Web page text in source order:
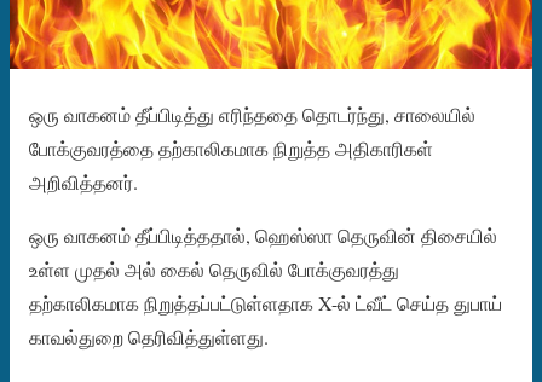
ஒரு வாகனம் தீப்பிடித்து எரிந்ததை தொடர்ந்து, சாலையில்
போக்குவரத்தை தற்காலிகமாக நிறுத்த அதிகாரிகள்
அறிவித்தனர்.
ஒரு வாகனம் தீப்பிடித்ததால், ஹெஸ்ஸா தெருவின் திசையில்
உள்ள முதல் அல் கைல் தெருவில் போக்குவரத்து
தற்காலிகமாக நிறுத்தப்பட்டுள்ளதாக X-ல் ட்வீட் செய்த துபாய்
காவல்துறை தெரிவித்துள்ளது.